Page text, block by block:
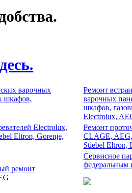
варочных
шкафов,
Ремонт
варочных
шкафов,
Electrolux,
Electrolux,
Eltron, Gorenje,
Ремонт
CLAGE, AEG,
Stiebel Eltron,
ремонт
Сервисное
федеральным